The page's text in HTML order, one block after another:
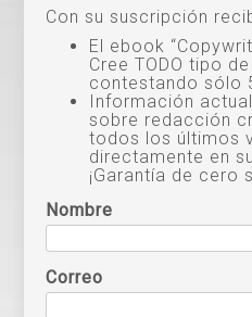
Con su suscripción
El ebook
Cree TODO tipo
contestando sólo
Información
sobre redacción
todos los últimos
directamente en
¡Garantía de cero
Nombre
Correo